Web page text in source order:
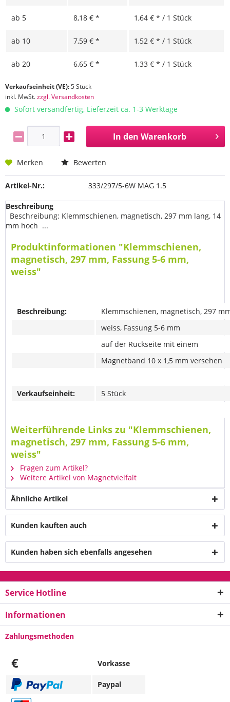
ab 5 8,18 € * 1,64 € * / 1 Stück
ab 10 7,59 € * 1,52 € * / 1 Stück
ab 20 6,65 € * 1,33 € * / 1 Stück
Verkaufseinheit (VE):5 Stück
inkl. MwSt.zzgl. Versandkosten
Sofort versandfertig, Lieferzeit ca. 1-3 Werktage
In den Warenkorb
Merken Bewerten
Artikel-Nr.: 333/297/5-6W MAG 1.5
Beschreibung
Beschreibung: Klemmschienen, magnetisch, 297 mm lang, 14
mm hoch ...
Produktinformationen "Klemmschienen,
magnetisch, 297 mm, Fassung 5-6 mm,
weiss"
Beschreibung:
Klemmschienen, magnetisch, 297
weiss, Fassung 5-6 mm
auf der Rückseite mit einem
Magnetband 10 x 1,5 mm versehen
Verkaufseinheit: 5 Stück
Weiterführende Links zu "Klemmschienen,
magnetisch, 297 mm, Fassung 5-6 mm,
weiss"
Fragen zum Artikel?
Weitere Artikel von Magnetvielfalt
Ähnliche Artikel
Kunden kauften auch
Kunden haben sich ebenfalls angesehen
Service Hotline
Informationen
Zahlungsmethoden
€ Vorkasse
Paypal